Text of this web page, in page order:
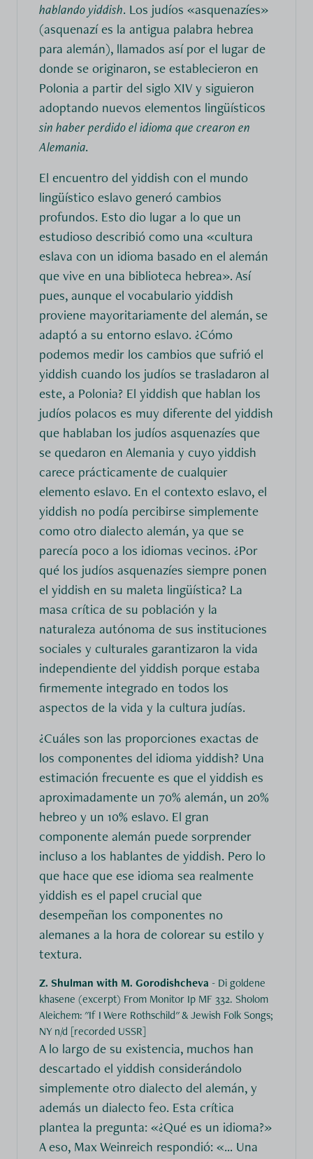
hablando yiddish. Los judíos «asquenazíes»
(asquenazí es la antigua palabra hebrea
para alemán), llamados así por el lugar de
donde se originaron, se establecieron en
Polonia a partir del siglo XIV y siguieron
adoptando nuevos elementos lingüísticos
sin haber perdido el idioma que crearon en
Alemania.
El encuentro del yiddish con el mundo
lingüístico eslavo generó cambios
profundos. Esto dio lugar a lo que un
estudioso describió como una «cultura
eslava con un idioma basado en el alemán
que vive en una biblioteca hebrea». Así
pues, aunque el vocabulario yiddish
proviene mayoritariamente del alemán, se
adaptó a su entorno eslavo. ¿Cómo
podemos medir los cambios que sufrió el
yiddish cuando los judíos se trasladaron al
este, a Polonia? El yiddish que hablan los
judíos polacos es muy diferente del yiddish
que hablaban los judíos asquenazíes que
se quedaron en Alemania y cuyo yiddish
carece prácticamente de cualquier
elemento eslavo. En el contexto eslavo, el
yiddish no podía percibirse simplemente
como otro dialecto alemán, ya que se
parecía poco a los idiomas vecinos. ¿Por
qué los judíos asquenazíes siempre ponen
el yiddish en su maleta lingüística? La
masa crítica de su población y la
naturaleza autónoma de sus instituciones
sociales y culturales garantizaron la vida
independiente del yiddish porque estaba
firmemente integrado en todos los
aspectos de la vida y la cultura judías.
¿Cuáles son las proporciones exactas de
los componentes del idioma yiddish? Una
estimación frecuente es que el yiddish es
aproximadamente un 70% alemán, un 20%
hebreo y un 10% eslavo. El gran
componente alemán puede sorprender
incluso a los hablantes de yiddish. Pero lo
que hace que ese idioma sea realmente
yiddish es el papel crucial que
desempeñan los componentes no
alemanes a la hora de colorear su estilo y
textura.
Z. Shulman with M. Gorodishcheva - Di goldene
khasene (excerpt) From Monitor Ip MF 332. Sholom
Aleichem: "If I Were Rothschild" & Jewish Folk Songs;
NY n/d [recorded USSR]
A lo largo de su existencia, muchos han
descartado el yiddish considerándolo
simplemente otro dialecto del alemán, y
además un dialecto feo. Esta crítica
plantea la pregunta: «¿Qué es un idioma?»
A eso, Max Weinreich respondió: «... Una